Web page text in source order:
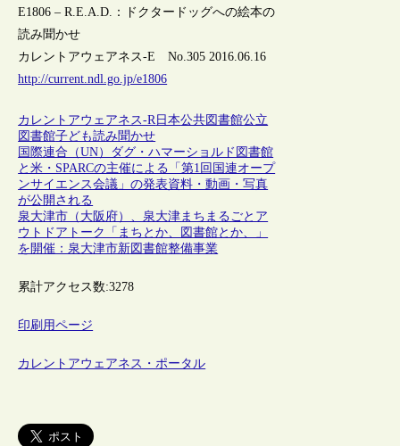
E1806 – R.E.A.D.：ドクタードッグへの絵本の
読み聞かせ
カレントアウェアネス-E No.305 2016.06.16
http://current.ndl.go.jp/e1806
カレントアウェアネス-R 日本公共図書館公立
図書館子ども読み聞かせ
国際連合（UN）ダグ・ハマーショルド図書館
と米・SPARCの主催による「第1回国連オープ
ンサイエンス会議」の発表資料・動画・写真
が公開される
泉大津市（大阪府）、泉大津まちまるごとア
ウトドアトーク「まちとか、図書館とか、」
を開催：泉大津市新図書館整備事業
累計アクセス数:3278
印刷用ページ
カレントアウェアネス・ポータル